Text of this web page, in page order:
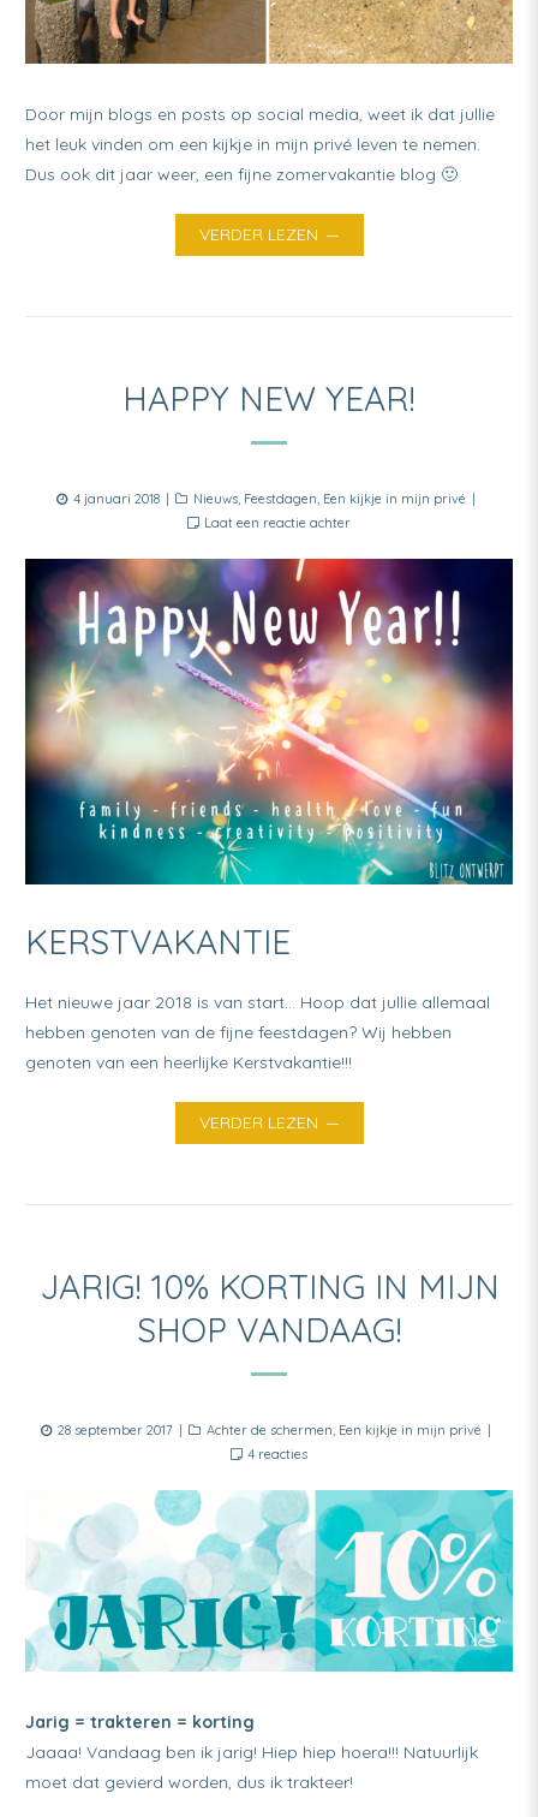
Door mijn blogs en posts op social media, weet ik dat jullie
het leuk vinden om een kijkje in mijn privé leven te nemen.
Dus ook dit jaar weer, een fijne zomervakantie blog 🙂
VERDER LEZEN
HAPPY NEW YEAR!
Posted
4 januari 2018 Categories
Nieuws Feestdagen Een kijkje in mijn privé
Laat een reactie achter
KERSTVAKANTIE
Het nieuwe jaar 2018 is van start… Hoop dat jullie allemaal
hebben genoten van de fijne feestdagen? Wij hebben
genoten van een heerlijke Kerstvakantie!!!
VERDER LEZEN
JARIG! 10% KORTING IN MIJN
SHOP VANDAAG!
Posted
28 september 2017 Categories
Achter de schermen Een kijkje in mijn privé
4 reactiesop
104
KORTING
mijn
shop
vandaag!
Jarig = trakteren = korting
Jaaaa! Vandaag ben ik jarig! Hiep hiep hoera!!! Natuurlijk
moet dat gevierd worden, dus ik trakteer!